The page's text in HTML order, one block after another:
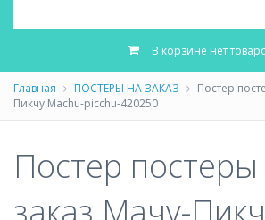
В корзине нет
Главная ПОСТЕРЫ НА ЗАКАЗ
Постер
Пикчу Machu-picchu-420250
Постер